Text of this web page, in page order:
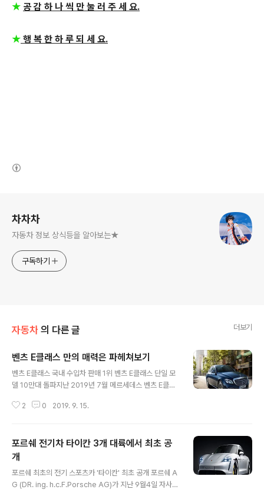
★ 공 감 하 나 씩 만 눌 러 주 세 요.
★ 행 복 한 하 루 되 세 요.
차차차
자동차 정보 상식등을 알아보는★
구독하기
자동차 의 다른 글 더보기
벤츠 E클래스 만의 매력은 파헤쳐보기
벤츠 E클래스 국내 수입차 판매 1위 벤츠 E클래스 단일 모
델 10만대 돌파지난 2019년 7월 메르세데스 벤츠 E클래
최초로 단일 모델 10만대 판매 돌파라는 기록을 세웠습니
연 우리나라에서 이토록 E클래스의 인기가 높은 이유가 무
엇일까요?? 소비자들이 E클래스에 끌리는 이유와 E클래스
에는 어떤 매력이 있는지 한 번 알아보도록 하겠습니다.지
금까지 우리나라에 판매되면서 인기를 끌었던 E클래스는
2016 북미 국제 오토쇼에서 세상에 공개된 모델인데요.
2 0 2019. 9. 15.
포르쉐 전기차 타이칸 3개 대륙에서 최초 공
개
포르쉐 최초의 전기 스포츠카 '타이칸' 최초 공개 포르쉐 A
G (DR. ing. h.c.F.Porsche AG)가 지난 9월4일 자사